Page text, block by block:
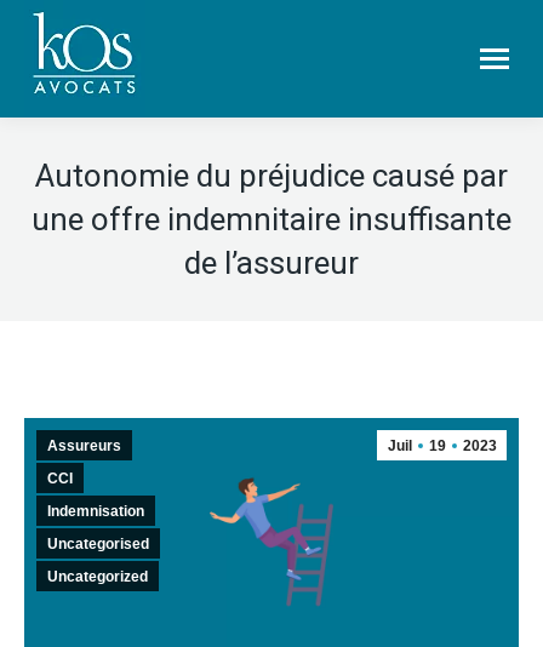
Autonomie du préjudice causé par
une offre indemnitaire insuffisante
de l’assureur
Juil 19 2023
Assureurs
CCI
Indemnisation
Uncategorised
Uncategorized